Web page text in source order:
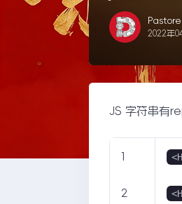
2022年
JS 字符串有
1
2